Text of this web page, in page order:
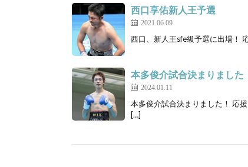
西口享佑新人王予選
2021.06.09
西口、新人王sfe級予選に出場！
本多俊介試合決まりました
2024.01.11
本多俊介試合決まりました！ 応
[…]